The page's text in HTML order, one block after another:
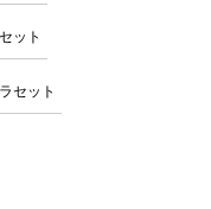
ット
セット